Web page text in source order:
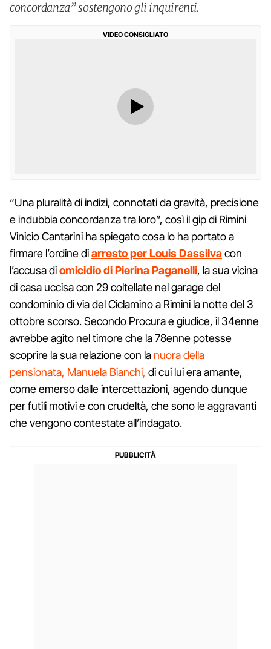
concordanza” sostengono gli inquirenti.
VIDEO CONSIGLIATO
“Una pluralità di indizi, connotati da gravità, precisione
e indubbia concordanza tra loro”, così il gip di Rimini
Vinicio Cantarini ha spiegato cosa lo ha portato a
firmare l’ordine diarresto per Louis Dassilvacon
l’accusa diomicidio di Pierina Paganelli, la sua vicina
di casa uccisa con 29 coltellate nel garage del
condominio di via del Ciclamino a Rimini la notte del 3
ottobre scorso. Secondo Procura e giudice, il 34enne
avrebbe agito nel timore che la 78enne potesse
scoprire la sua relazione con la nuora della
pensionata, Manuela Bianchi, di cui lui era amante,
come emerso dalle intercettazioni, agendo dunque
per futili motivi e con crudeltà, che sono le aggravanti
che vengono contestate all’indagato.